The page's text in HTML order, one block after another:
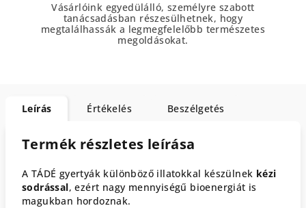
Vásárlóink egyedülálló, személyre szabott
tanácsadásban részesülhetnek, hogy
megtalálhassák a legmegfelelőbb természetes
megoldásokat.
Leírás Értékelés Beszélgetés
Termék részletes leírása
A TÁDÉ gyertyák különböző illatokkal készülnek kézi
sodrással, ezért nagy mennyiségű bioenergiát is
magukban hordoznak.